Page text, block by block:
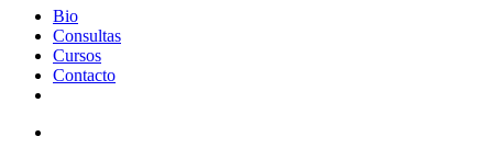
Bio
Consultas
Cursos
Contacto